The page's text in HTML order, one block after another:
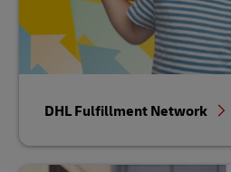
DHL Fulfillment Network